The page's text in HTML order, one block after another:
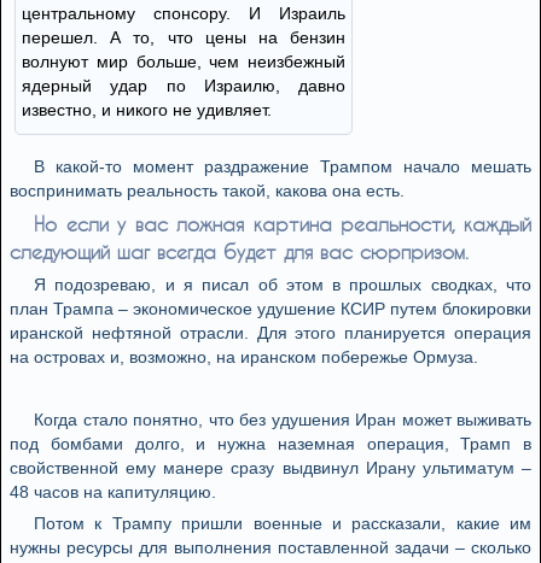
центральному спонсору. И Израиль
перешел. А то, что цены на бензин
волнуют мир больше, чем неизбежный
ядерный удар по Израилю, давно
известно, и никого не удивляет.
В какой-то момент раздражение Трампом начало мешать
воспринимать реальность такой, какова она есть.
Но если у вас ложная картина реальности, каждый
следующий шаг всегда будет для вас сюрпризом.
Я подозреваю, и я писал об этом в прошлых сводках, что
план Трампа – экономическое удушение КСИР путем блокировки
иранской нефтяной отрасли. Для этого планируется операция
на островах и, возможно, на иранском побережье Ормуза.
Когда стало понятно, что без удушения Иран может выживать
под бомбами долго, и нужна наземная операция, Трамп в
свойственной ему манере сразу выдвинул Ирану ультиматум –
48 часов на капитуляцию.
Потом к Трампу пришли военные и рассказали, какие им
нужны ресурсы для выполнения поставленной задачи – сколько